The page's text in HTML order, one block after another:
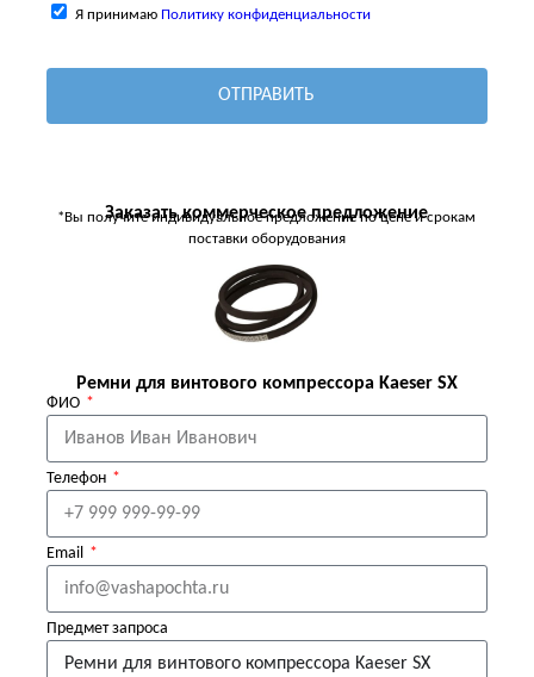
Я принимаю Политику конфиденциальности
ОТПРАВИТЬ
Заказать коммерческое предложение
*Вы получите индивидуальное предложение по цене и срокам
поставки оборудования
Ремни для винтового компрессора Kaeser SX
ФИО
Телефон
Email
Предмет запроса